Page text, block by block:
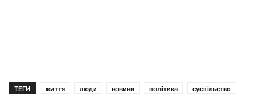
ТЕГИ життя люди новини політика
суспільство